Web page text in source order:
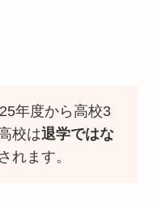
年度から高校3
校は退学ではな
れます。